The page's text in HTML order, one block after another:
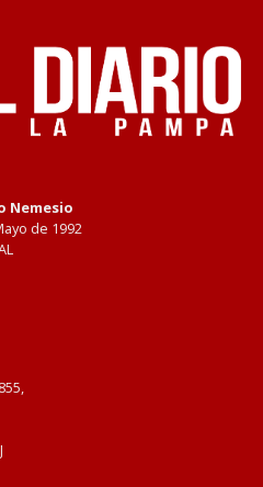
Nemesio
de 1992